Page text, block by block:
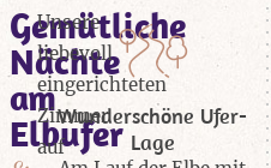
Gemütliche
Nächte
am
Elbufer
Unsere
liebevoll
eingerichteten
Zimmer
auf
Wunderschöne Ufer-
Lage